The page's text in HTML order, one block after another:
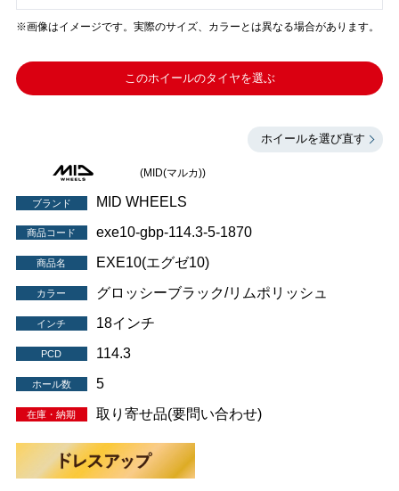
※画像はイメージです。実際のサイズ、カラーとは異なる場合があります。
このホイールのタイヤを選ぶ
ホイールを選び直す
(MID(マルカ))
ブランド MID WHEELS
商品コード exe10-gbp-114.3-5-1870
商品名 EXE10(エグゼ10)
カラー グロッシーブラック/リムポリッシュ
インチ 18インチ
PCD 114.3
ホール数 5
在庫・納期 取り寄せ品(要問い合わせ)